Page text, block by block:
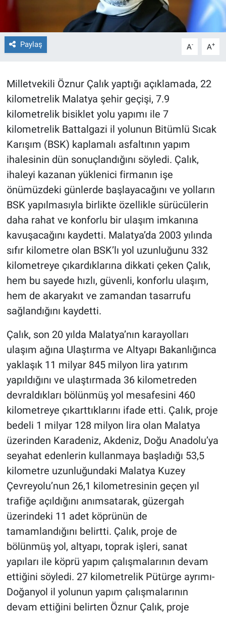
Paylaş A- A+
Milletvekili Öznur Çalık yaptığı açıklamada, 22
kilometrelik Malatya şehir geçişi, 7.9
kilometrelik bisiklet yolu yapımı ile 7
kilometrelik Battalgazi il yolunun Bitümlü Sıcak
Karışım (BSK) kaplamalı asfaltının yapım
ihalesinin dün sonuçlandığını söyledi. Çalık,
ihaleyi kazanan yüklenici firmanın işe
önümüzdeki günlerde başlayacağını ve yolların
BSK yapılmasıyla birlikte özellikle sürücülerin
daha rahat ve konforlu bir ulaşım imkanına
kavuşacağını kaydetti. Malatya’da 2003 yılında
sıfır kilometre olan BSK’lı yol uzunluğunu 332
kilometreye çıkardıklarına dikkati çeken Çalık,
hem bu sayede hızlı, güvenli, konforlu ulaşım,
hem de akaryakıt ve zamandan tasarrufu
sağlandığını kaydetti.
Çalık, son 20 yılda Malatya’nın karayolları
ulaşım ağına Ulaştırma ve Altyapı Bakanlığınca
yaklaşık 11 milyar 845 milyon lira yatırım
yapıldığını ve ulaştırmada 36 kilometreden
devraldıkları bölünmüş yol mesafesini 460
kilometreye çıkarttıklarını ifade etti. Çalık, proje
bedeli 1 milyar 128 milyon lira olan Malatya
üzerinden Karadeniz, Akdeniz, Doğu Anadolu’ya
seyahat edenlerin kullanmaya başladığı 53,5
kilometre uzunluğundaki Malatya Kuzey
Çevreyolu’nun 26,1 kilometresinin geçen yıl
trafiğe açıldığını anımsatarak, güzergah
üzerindeki 11 adet köprünün de
tamamlandığını belirtti. Çalık, proje de
bölünmüş yol, altyapı, toprak işleri, sanat
yapıları ile köprü yapım çalışmalarının devam
ettiğini söyledi. 27 kilometrelik Pütürge ayrımı-
Doğanyol il yolunun yapım çalışmalarının
devam ettiğini belirten Öznur Çalık, proje